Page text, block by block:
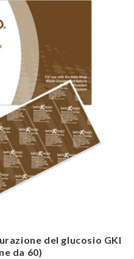
del glucosio GKI
da 60)